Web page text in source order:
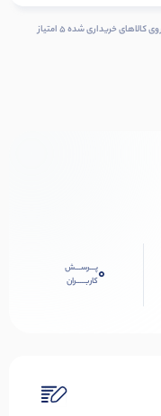
شمـا هـم دربـاره ایـن کــالا دیــدگاه ثبــت کنید، بــا ثبــت‌دیـدگاه بر روی کالاهای خریداری شده ۵ امتیاز
0پـــرســـش
کاربـــــران